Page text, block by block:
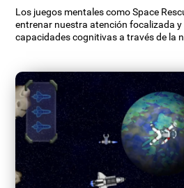
Los juegos mentales como Space
entrenar nuestra atención focalizada
capacidades cognitivas a través de la